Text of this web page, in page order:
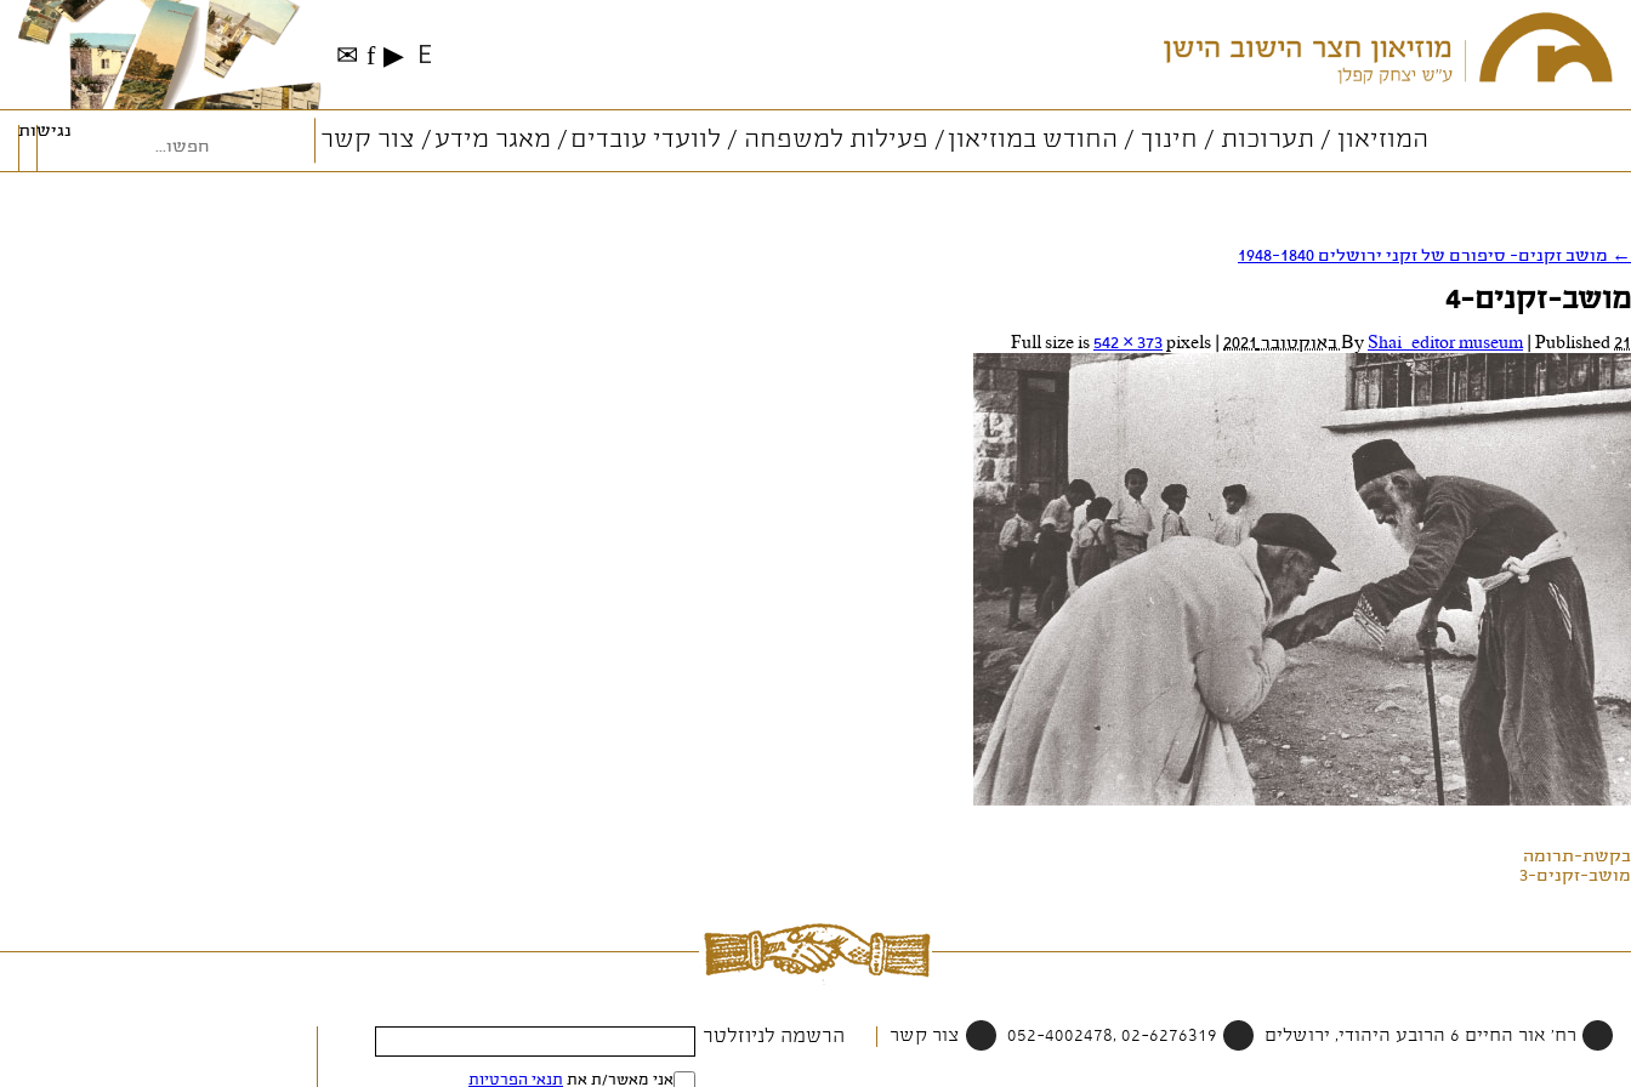
E
▶
f
✉
המוזיאון תערוכות חינוך החודש במוזיאון פעילות למשפחה לוועדי עובדים מאגר מידע צור קשר נגישות
← מושב זקנים- סיפורם של זקני ירושלים 1948-1840
מושב-זקנים-4
By Shai_editor museum Published21 באוקטובר 2021 542 × 373pixels
בקשת-תרומה
מושב-זקנים-3
רח' אור החיים 6 הרובע היהודי, ירושלים 02-6276319 ,052-4002478 צור קשר הרשמה לניוזלטר
אני מאשר/ת את תנאי הפרטיות